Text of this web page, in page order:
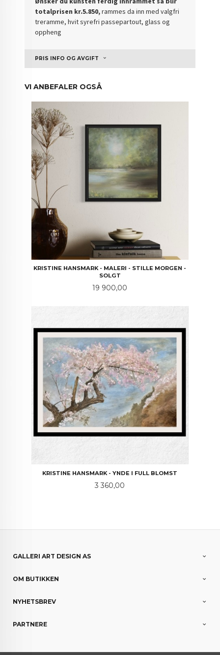
totalprisen kr.5.850,rammes da inn med valgfri
treramme, hvit syrefri passepartout, glass og
oppheng
PRIS INFO OG AVGIFT
VI ANBEFALER OGSÅ
KRISTINE HANSMARK - MALERI - STILLE MORGEN -
SOLGT
Pris
19 900,00
KRISTINE HANSMARK - YNDE I FULL BLOMST
Pris
3 360,00
GALLERI ART DESIGN AS
OM BUTIKKEN
NYHETSBREV
PARTNERE